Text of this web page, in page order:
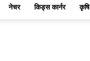
नेचर किड्स कार्नर कृषि